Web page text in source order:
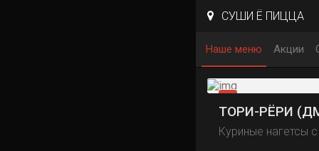
СУШИ Ё ПИЦЦА
Наше меню Акции
ТОРИ-РЁРИ
Куриные нагетсы